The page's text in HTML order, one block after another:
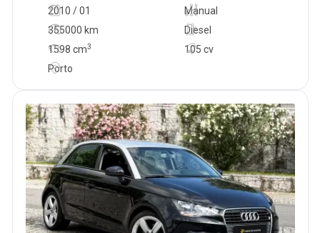
2010 / 01
Manual
355000 km
105 cv
Diesel
1598 cm3
Porto